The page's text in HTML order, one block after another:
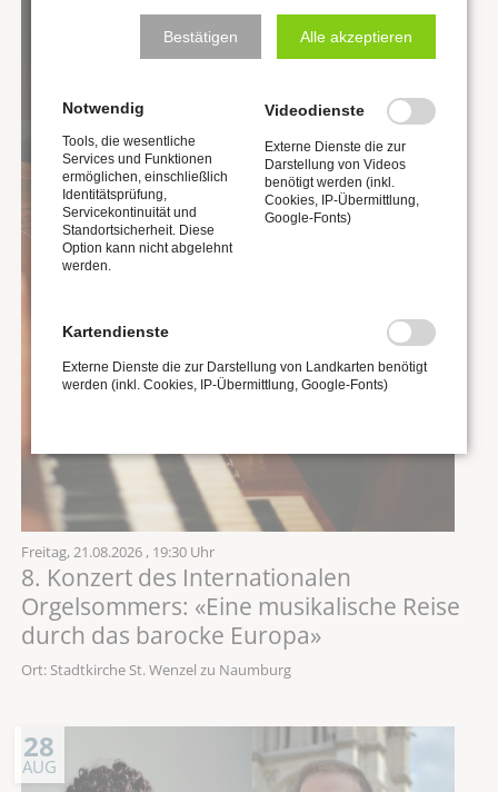
Freitag,21.08.2026 , 19:30 Uhr
8. Konzert des Internationalen
Orgelsommers: «Eine musikalische Reise
durch das barocke Europa»
Ort: Stadtkirche St. Wenzel zu Naumburg
28
AUG
Bestätigen Alle akzeptieren
Notwendig
Tools, die wesentliche
Services und Funktionen
ermöglichen, einschließlich
Identitätsprüfung,
Servicekontinuität und
Standortsicherheit. Diese
Option kann nicht abgelehnt
werden.
Videodienste
Externe Dienste die zur
Darstellung von Videos
benötigt werden (inkl.
Cookies, IP-Übermittlung,
Google-Fonts)
Kartendienste
Externe Dienste die zur Darstellung von Landkarten benötigt
werden (inkl. Cookies, IP-Übermittlung, Google-Fonts)